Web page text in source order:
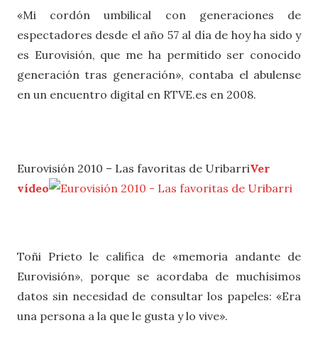
«Mi cordón umbilical con generaciones de
espectadores desde el año 57 al día de hoy ha sido y
es Eurovisión, que me ha permitido ser conocido
generación tras generación», contaba el abulense
en un encuentro digital en RTVE.es en 2008.
Eurovisión 2010 – Las favoritas de UribarriVer
vídeo
Toñi Prieto le califica de «memoria andante de
Eurovisión», porque se acordaba de muchísimos
datos sin necesidad de consultar los papeles: «Era
una persona a la que le gusta y lo vive».